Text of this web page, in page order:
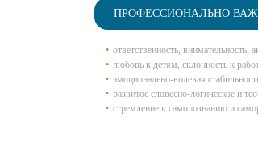
ПРОФЕССИОНАЛЬНО
ответственность, внимательность,
любовь к детям, склонность к
эмоционально-волевая
развитое словесно-логическое и
стремление к самопознанию и